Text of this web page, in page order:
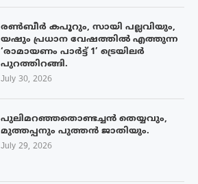
രൺബീർ കപൂറും, സായി പല്ലവിയും,
യഷും പ്രധാന വേഷത്തിൽ എത്തുന്ന
‘രാമായണം പാർട്ട് 1’ ട്രെയിലർ
പുറത്തിറങ്ങി.
July 30, 2026
പുലിമറഞ്ഞതൊണ്ടച്ചൻ തെയ്യവും,
മുത്തപ്പനും പുത്തൻ ജാതിയും.
July 29, 2026